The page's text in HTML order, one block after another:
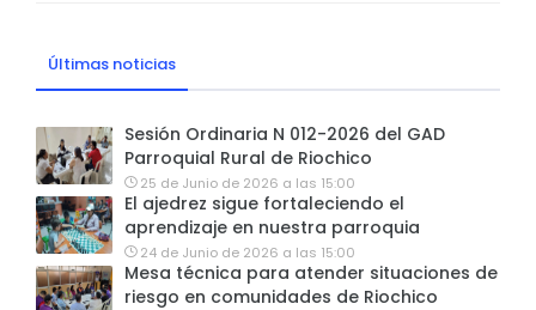
Últimas noticias
Sesión Ordinaria N 012-2026 del GAD
Parroquial Rural de Riochico
25 de Junio de 2026 a las 15:00
El ajedrez sigue fortaleciendo el
aprendizaje en nuestra parroquia
24 de Junio de 2026 a las 15:00
Mesa técnica para atender situaciones de
riesgo en comunidades de Riochico